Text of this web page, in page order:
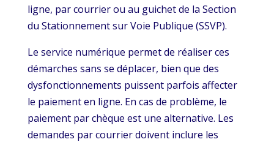
ligne, par courrier ou au guichet de la Section
du Stationnement sur Voie Publique (SSVP).
Le service numérique permet de réaliser ces
démarches sans se déplacer, bien que des
dysfonctionnements puissent parfois affecter
le paiement en ligne. En cas de problème, le
paiement par chèque est une alternative. Les
demandes par courrier doivent inclure les